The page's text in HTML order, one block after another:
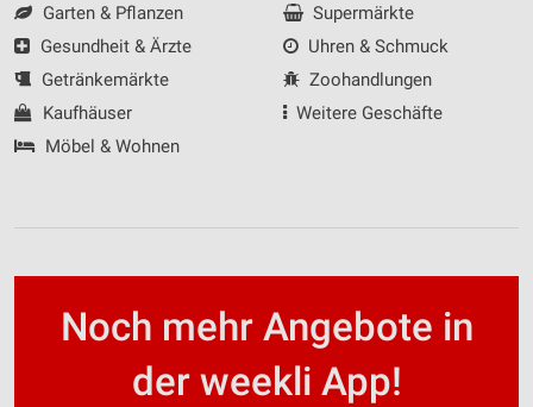
Garten & Pflanzen
Gesundheit & Ärzte
Getränkemärkte
Kaufhäuser
Möbel & Wohnen
Supermärkte
Uhren & Schmuck
Zoohandlungen
Weitere Geschäfte
Noch mehr Angebote in
der weekli App!